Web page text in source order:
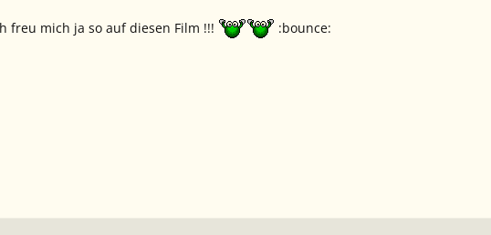
freu mich ja so auf diesen Film !!! :bounce: